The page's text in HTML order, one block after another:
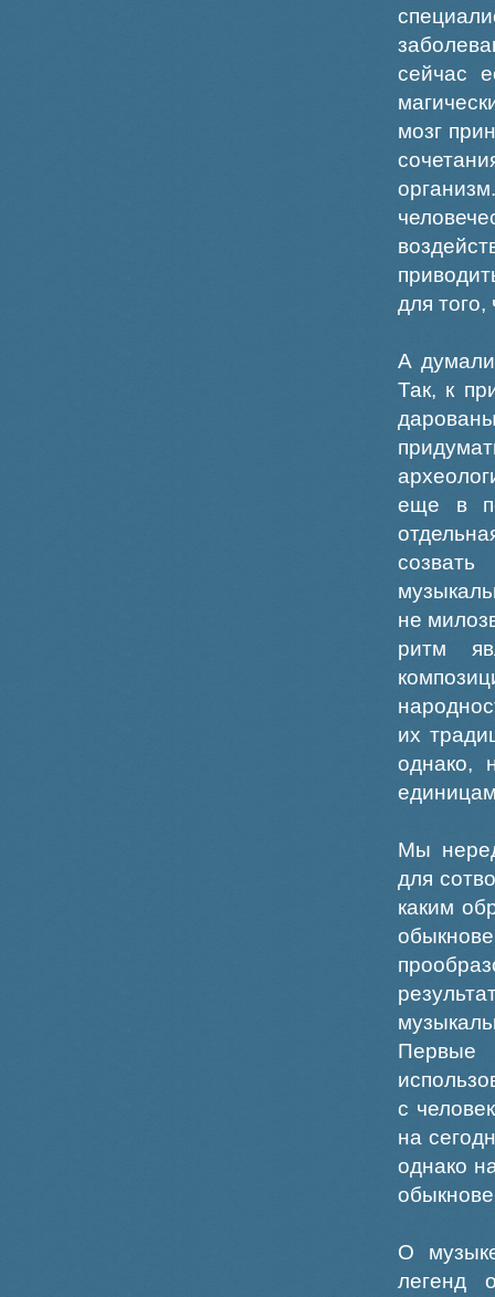
сейчас
мозг
для
А
Так, к
еще в
не
ритм
их
однако,
Мы
для
каким
Первые
с
на
однако
О
легенд